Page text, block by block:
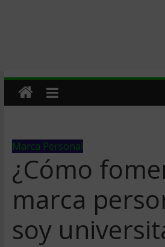
Marca Personal
¿Cómo
marca
soy